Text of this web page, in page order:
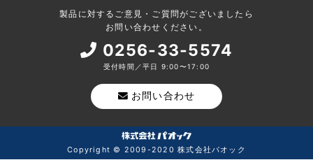
製品に対するご意見・ご質問がございましたら
お問い合わせください。
0256-33-5574
受付時間／平日 9:00〜17:00
お問い合わせ
Copyright © 2009-2020 株式会社パオック